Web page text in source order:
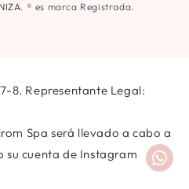
. ® es marca Registrada.
8. Representante Legal:
Spa será llevado a cabo a
su cuenta de Instagram